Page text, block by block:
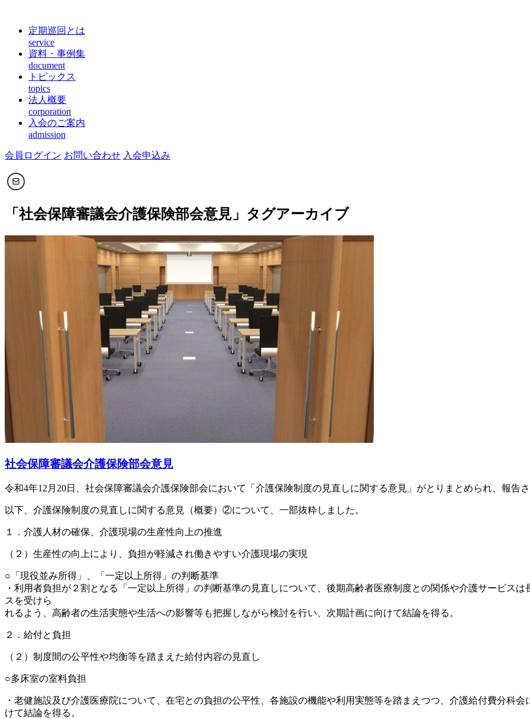
定期巡回とは
service
資料・事例集
document
トピックス
topics
法人概要
corporation
入会のご案内
admission
会員ログイン お問い合わせ 入会申込み
「 社会保障審議会介護保険部会意見 」タグアーカイブ
社会保障審議会介護保険部会意見
令和4年12月20日、社会保障審議会介護保険部会において「介護保険制度の見直しに関する意見」がとりまとめられ、報告さ
以下、介護保険制度の見直しに関する意見（概要）②について、一部抜粋しました。
１．介護人材の確保、介護現場の生産性向上の推進
（２）生産性の向上により、負担が軽減され働きやすい介護現場の実現
○「現役並み所得」、「一定以上所得」の判断基準
・利用者負担が２割となる「一定以上所得」の判断基準の見直しについて、後期高齢者医療制度との関係や介護サービス
スを受けら
れるよう、高齢者の生活実態や生活への影響等も把握しながら検討を行い、次期計画に向けて結論を得る。
２．給付と負担
（２）制度間の公平性や均衡等を踏まえた給付内容の見直し
○多床室の室料負担
・老健施設及び介護医療院について、在宅との負担の公平性、各施設の機能や利用実態等を踏まえつつ、介護給付費分科
けて結論を得る。